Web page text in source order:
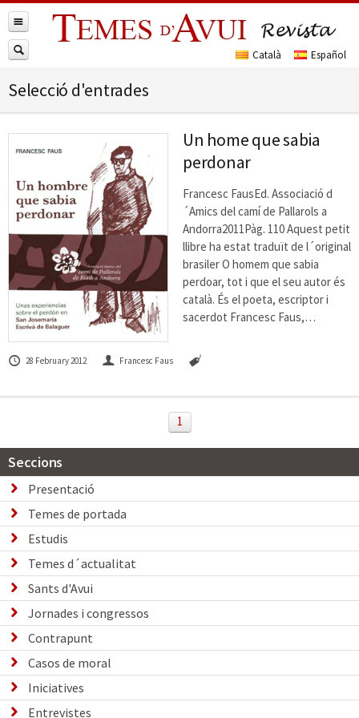
Selecció d'entrades
Un home que sabia
perdonar
Francesc FausEd. Associació d
´Amics del camí de Pallarols a
Andorra2011Pàg. 110 Aquest petit
llibre ha estat traduït de l´original
brasiler O homem que sabia
perdoar, tot i que el seu autor és
català. És el poeta, escriptor i
sacerdot Francesc Faus,…
28 February 2012 Francesc Faus
1
Seccions
Presentació
Temes de portada
Estudis
Temes d´actualitat
Sants d'Avui
Jornades i congressos
Contrapunt
Casos de moral
Iniciatives
Entrevistes